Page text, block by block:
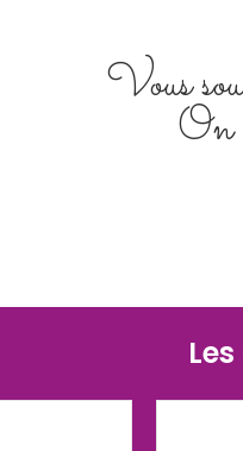
Vous
On